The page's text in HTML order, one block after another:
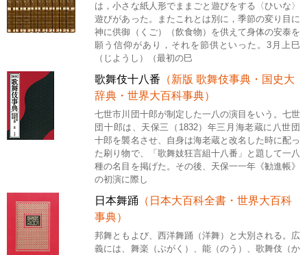
は，小さな紙人形でままごと遊びをする〈ひいな〉
遊びがあった。またこれとは別に，季節の変り目に
神に供御（くご）（飲食物）を供えて身体の安泰を
願う信仰があり，それを節供といった。3月上巳
（じようし）（最初の巳
歌舞伎十八番 （新版 歌舞伎事典・国史大
辞典・世界大百科事典）
七世市川団十郎が制定した一八の演目をいう。七世
団十郎は、天保三（1832）年三月海老蔵に八世団
十郎を襲名させ、自身は海老蔵と改名した時に配っ
た刷り物で、「歌舞妓狂言組十八番」と題して一八
種の名目を掲げた。その後、天保一一年《勧進帳》
の初演に際し
日本舞踊 （日本大百科全書・世界大百科
事典）
邦舞ともよび、西洋舞踊（洋舞）と大別される。広
義には、舞楽（ぶがく）、能（のう）、歌舞伎（か